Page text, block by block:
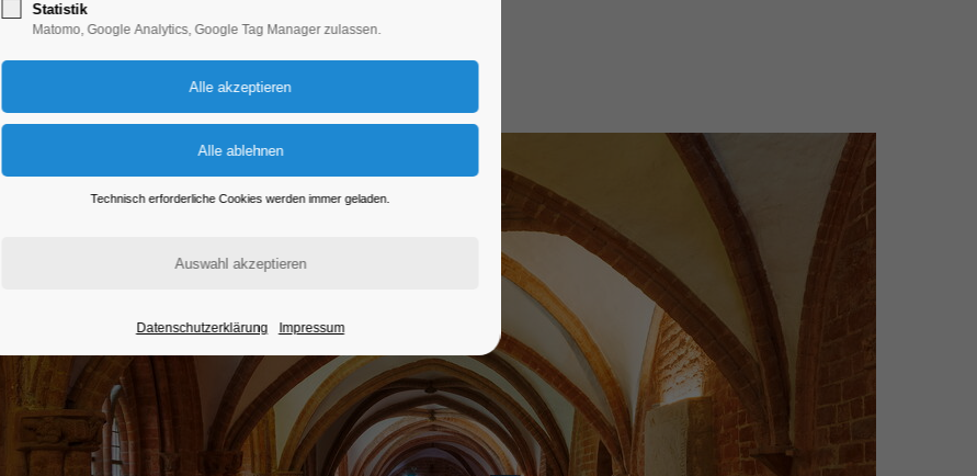
16.08.2026, 14:00
Statistik
Matomo, Google Analytics, Google Tag Manager zulassen.
Technisch erforderliche Cookies werden immer geladen.
Datenschutzerklärung Impressum